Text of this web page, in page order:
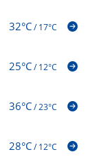
32°C/17°C
25°C/12°C
36°C/23°C
28°C/12°C